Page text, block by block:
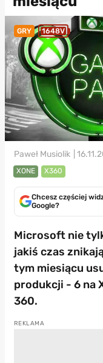
GRY 1648V
Paweł Musiolik |
XONE X360
Chcesz częściej
Google?
Microsoft nie
jakiś czas
tym miesiącu
produkcji - 6 na
360.